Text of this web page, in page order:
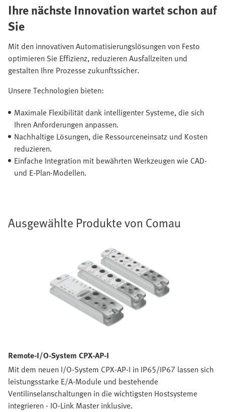
Ihre nächste Innovation wartet schon auf
Sie
Mit den innovativen Automatisierungslösungen von Festo
optimieren Sie Effizienz, reduzieren Ausfallzeiten und
gestalten Ihre Prozesse zukunftssicher.
Unsere Technologien bieten:
Maximale Flexibilität dank intelligenter Systeme, die sich
Ihren Anforderungen anpassen.
Nachhaltige Lösungen, die Ressourceneinsatz und Kosten
reduzieren.
Einfache Integration mit bewährten Werkzeugen wie CAD-
und E-Plan-Modellen.
Ausgewählte Produkte von Comau
Remote-I/O-System CPX-AP-I
Mit dem neuen I/O-System CPX-AP-I in IP65/IP67 lassen sich
leistungsstarke E/A-Module und bestehende
Ventilinselanschaltungen in die wichtigsten Hostsysteme
integrieren - IO-Link Master inklusive.